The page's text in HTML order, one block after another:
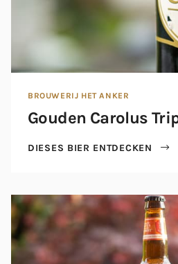
BROUWERIJ HET ANKER
Gouden Carolus
DIESES BIER ENTDECKEN